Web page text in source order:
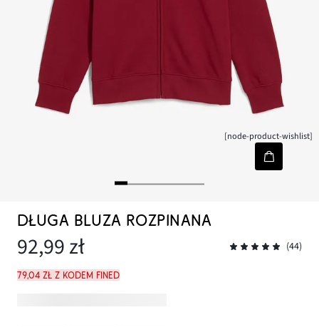
[node-product-wishlist]
DŁUGA BLUZA ROZPINANA
92,99 zł (44)
79,04 zł z kodem FINED